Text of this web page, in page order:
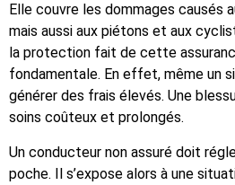
Elle couvre les dommages causés
mais aussi aux piétons et aux
la protection fait de cette
fondamentale. En effet, même un
générer des frais élevés. Une
soins coûteux et prolongés.
Un conducteur non assuré doit
poche. Il s’expose alors à une